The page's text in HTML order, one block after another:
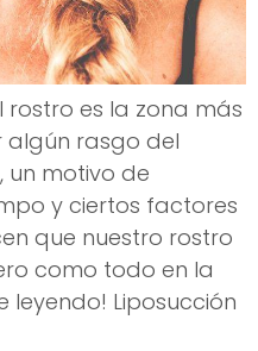
es la zona más
algún rasgo del
un motivo de
y ciertos factores
que nuestro rostro
como todo en la
leyendo! Liposucción